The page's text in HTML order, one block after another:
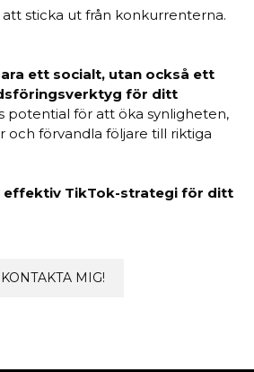
sticka ut från konkurrenterna.
ett socialt, utan också ett
för ditt
potential för att öka synligheten,
och förvandla följare till riktiga
effektiv TikTok-strategi för ditt
KONTAKTA MIG!